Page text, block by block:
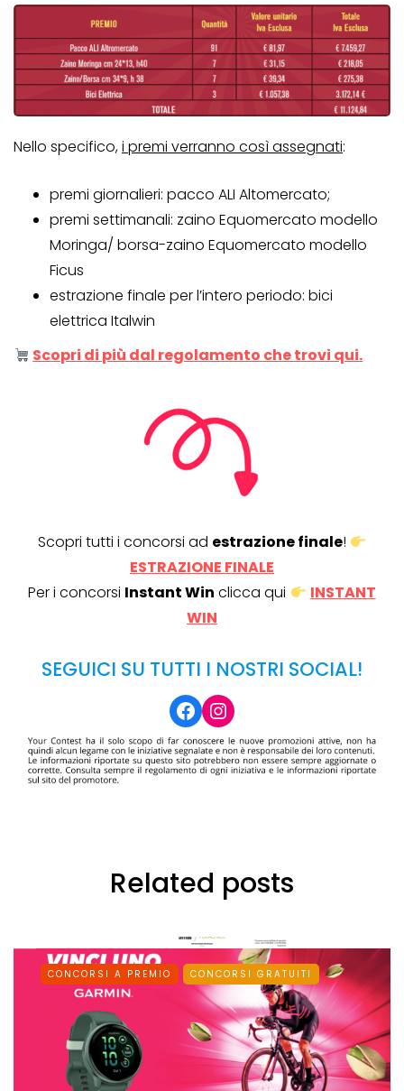
Nello specifico,i premi verranno così assegnati:
premi giornalieri: pacco ALI Altomercato;
premi settimanali: zaino Equomercato modello
Moringa/ borsa-zaino Equomercato modello
Ficus
estrazione finale per l’intero periodo: bici
elettrica Italwin
Scopri di più dal regolamento che trovi qui.
Scopri tutti i concorsi ad estrazione finale!
ESTRAZIONE FINALE
Per i concorsi Instant Win clicca qui
INSTANT
WIN
SEGUICI SU TUTTI I NOSTRI SOCIAL!
Facebook
Instagram
Related posts
CONCORSI A PREMIO CONCORSI GRATUITI